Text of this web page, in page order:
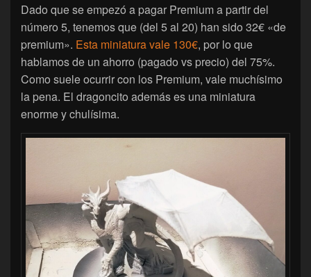
Dado que se empezó a pagar Premium a partir del
número 5, tenemos que (del 5 al 20) han sido 32€ «de
premium». Esta miniatura vale 130€, por lo que
hablamos de un ahorro (pagado vs precio) del 75%.
Como suele ocurrir con los Premium, vale muchísimo
la pena. El dragoncito además es una miniatura
enorme y chulísima.